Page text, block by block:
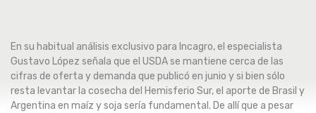
En su habitual análisis exclusivo para Incagro, el especialista
Gustavo López señala que el USDA se mantiene cerca de las
cifras de oferta y demanda que publicó en junio y si bien sólo
resta levantar la cosecha del Hemisferio Sur, el aporte de Brasil y
Argentina en maíz y soja sería fundamental. De allí que a pesar